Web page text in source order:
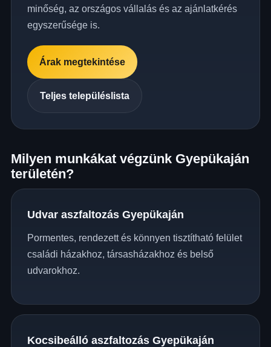
minőség, az országos vállalás és az ajánlatkérés
egyszerűsége is.
Árak megtekintése
Teljes településlista
Milyen munkákat végzünk Gyepükaján
területén?
Udvar aszfaltozás Gyepükaján
Pormentes, rendezett és könnyen tisztítható felület
családi házakhoz, társasházakhoz és belső
udvarokhoz.
Kocsibeálló aszfaltozás Gyepükaján